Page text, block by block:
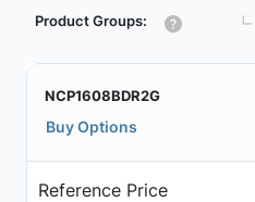
Product Groups: ┗
NCP1608BDR2G
Buy Options
Reference Price